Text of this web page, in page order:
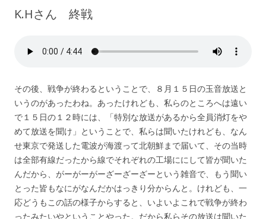
K.Hさん 終戦
その後、戦争が終わるということで、８月１５日の玉音放送と
いうのがあったわね。あったけれども、私らのところへは遠い
で１５日の１２時には、「特別な放送があるから全員消灯をや
めて放送を聞け」ということで、私らは聞いたけれども、なん
せ東京で発送した電波が海渡って北朝鮮まで届いて、その当時
は全部有線だったから線でそれぞれの工場ににして皆が聞いた
んだから、がーがーがーざーざーざーという雑音で、もう聞い
とった皆もなにがなんだかはっきり分からんと。けれども、一
応どうもこの話の様子からすると、いよいよこれで戦争が終わ
ったみたいやということやった。だから私らその放送は聞いた